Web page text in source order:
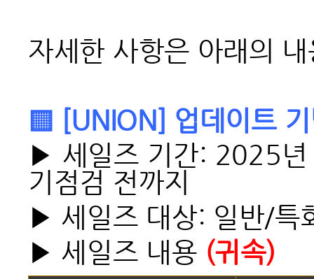
자세한 사항은 아래의
▒ [UNION] 업데이트
▶ 세일즈 기간: 2025
기점검 전까지
▶ 세일즈 대상: 일반/특
▶ 세일즈 내용 (귀속)